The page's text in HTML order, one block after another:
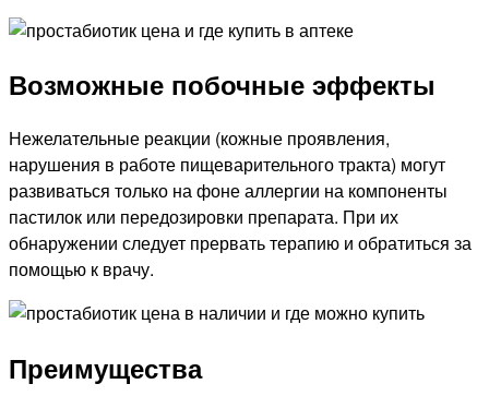
Возможные побочные эффекты
Нежелательные реакции (кожные проявления,
нарушения в работе пищеварительного тракта) могут
развиваться только на фоне аллергии на компоненты
пастилок или передозировки препарата. При их
обнаружении следует прервать терапию и обратиться за
помощью к врачу.
Преимущества